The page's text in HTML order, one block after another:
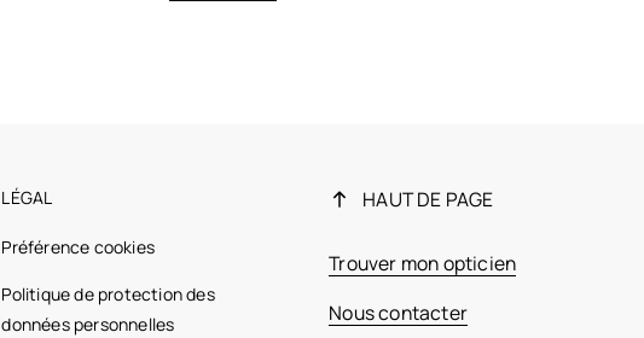
LÉGAL
Préférence cookies
Politique de protection des
données personnelles
HAUT DE PAGE
Trouver mon opticien
Nous contacter